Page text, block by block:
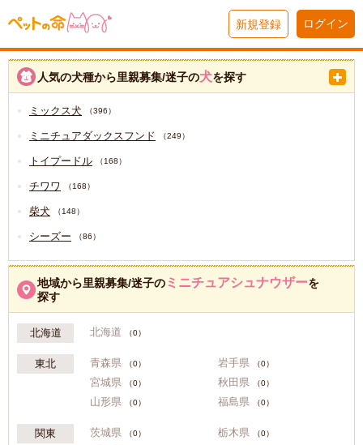
新規登録 ログイン
人気の犬種から里親募集/迷子の犬を探す
ミックス犬 （396）
ミニチュアダックスフンド （249）
トイプードル （168）
チワワ （168）
柴犬 （148）
シーズー （86）
地域から里親募集/迷子の ミニチュアシュナウザーを
探す
北海道 北海道 （0）
東北 青森県 （0） 岩手県 （0）
宮城県 （0） 秋田県 （0）
山形県 （0） 福島県 （0）
関東 茨城県 （0） 栃木県 （0）